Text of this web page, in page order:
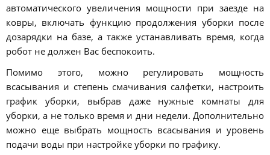
автоматического увеличения мощности при заезде на
ковры, включать функцию продолжения уборки после
дозарядки на базе, а также устанавливать время, когда
робот не должен Вас беспокоить.
Помимо этого, можно регулировать мощность
всасывания и степень смачивания салфетки, настроить
график уборки, выбрав даже нужные комнаты для
уборки, а не только время и дни недели. Дополнительно
можно еще выбрать мощность всасывания и уровень
подачи воды при настройке уборки по графику.